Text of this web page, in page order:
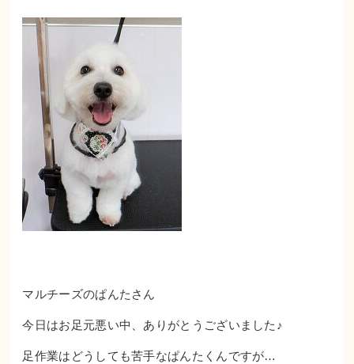
マルチーズのぱんたさん
今日はお足元悪い中、ありがとうございました♪
足作業はどうしても苦手なぱんたくんですが…